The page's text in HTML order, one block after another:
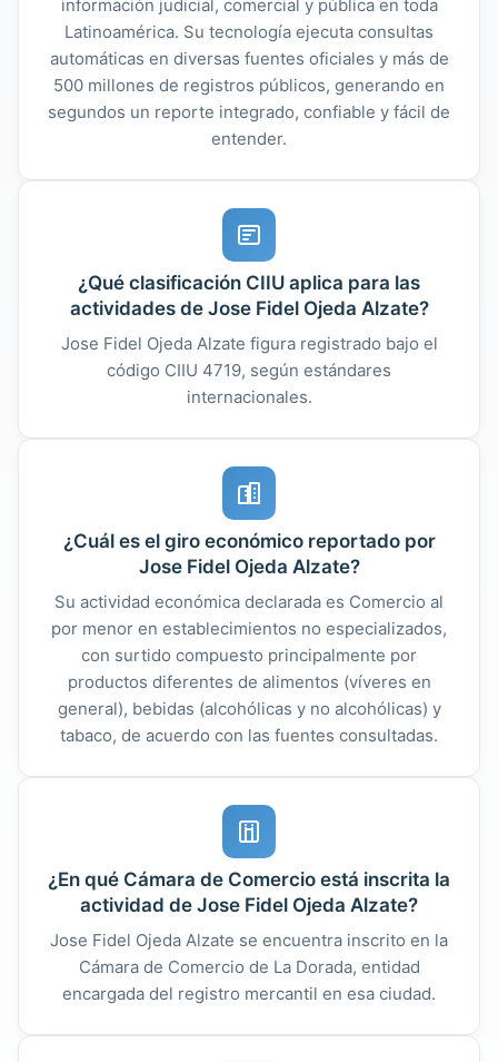
información judicial, comercial y pública en toda
Latinoamérica. Su tecnología ejecuta consultas
automáticas en diversas fuentes oficiales y más de
500 millones de registros públicos, generando en
segundos un reporte integrado, confiable y fácil de
entender.
¿Qué clasificación CIIU aplica para las
actividades de Jose Fidel Ojeda Alzate?
Jose Fidel Ojeda Alzate figura registrado bajo el
código CIIU 4719, según estándares
internacionales.
¿Cuál es el giro económico reportado por
Jose Fidel Ojeda Alzate?
Su actividad económica declarada es Comercio al
por menor en establecimientos no especializados,
con surtido compuesto principalmente por
productos diferentes de alimentos (víveres en
general), bebidas (alcohólicas y no alcohólicas) y
tabaco, de acuerdo con las fuentes consultadas.
¿En qué Cámara de Comercio está inscrita la
actividad de Jose Fidel Ojeda Alzate?
Jose Fidel Ojeda Alzate se encuentra inscrito en la
Cámara de Comercio de La Dorada, entidad
encargada del registro mercantil en esa ciudad.